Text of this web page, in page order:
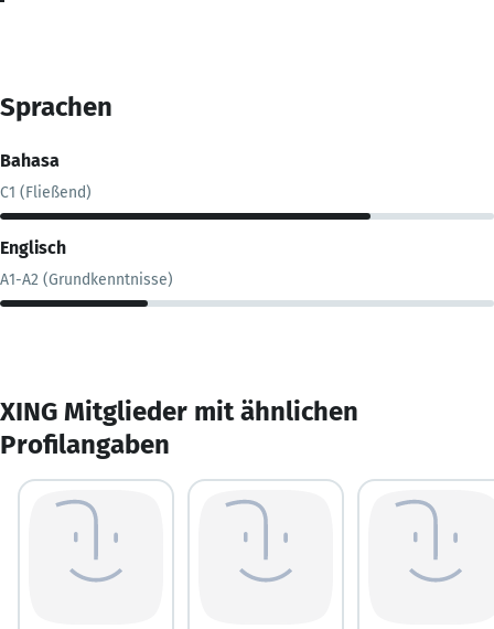
Sprachen
Bahasa
C1 (Fließend)
Englisch
A1-A2 (Grundkenntnisse)
XING Mitglieder mit ähnlichen
Profilangaben